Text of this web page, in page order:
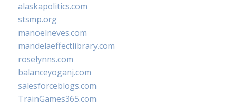
alaskapolitics.com
stsmp.org
manoelneves.com
mandelaeffectlibrary.com
roselynns.com
balanceyoganj.com
salesforceblogs.com
TrainGames365.com